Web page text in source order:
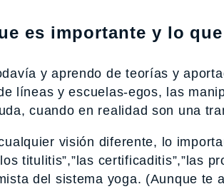
es importante y lo
y aprendo de teorías y
líneas y escuelas-egos, las
cuando en realidad son una
visión diferente, lo
titulitis”,”las certificaditis”,”las
del sistema yoga. (Aunque te